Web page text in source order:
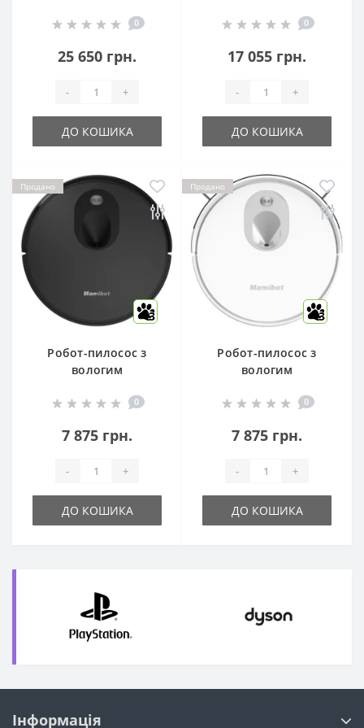
0
25 650 грн.
- +
ДО КОШИКА
0
17 055 грн.
- +
ДО КОШИКА
Продано
3
Робот-пилосос з
вологим
Mamibot EXVAC680S
0
7 875 грн.
- +
ДО КОШИКА
Продано
3
Робот-пилосос з
вологим
Mamibot EXVAC680S
0
7 875 грн.
- +
ДО КОШИКА
Інформація